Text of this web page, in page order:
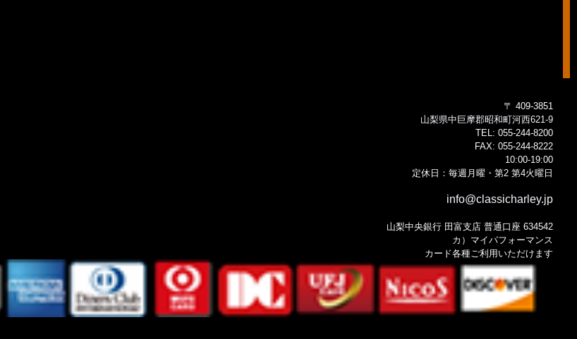
〒 409-3851
山梨県中巨摩郡昭和町河西621-9
TEL: 055-244-8200
FAX: 055-244-8222
10:00-19:00
定休日：毎週月曜・第2 第4火曜日
info@classicharley.jp
山梨中央銀行 田富支店 普通口座 634542
カ）マイパフォーマンス
カード各種ご利用いただけます